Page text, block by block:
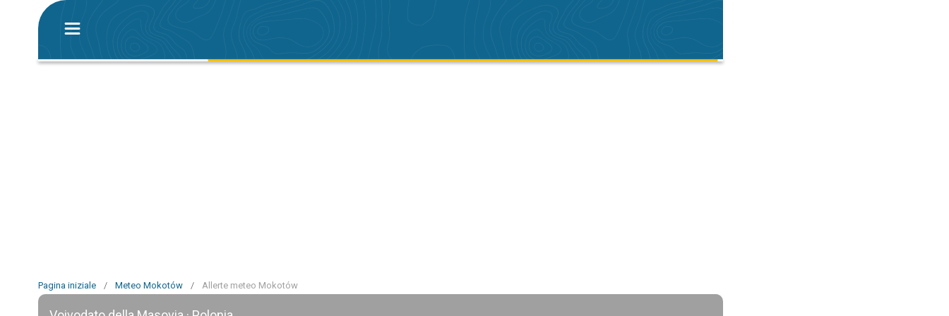
Pagina iniziale / Meteo Mokotów / Allerte meteo Mokotów